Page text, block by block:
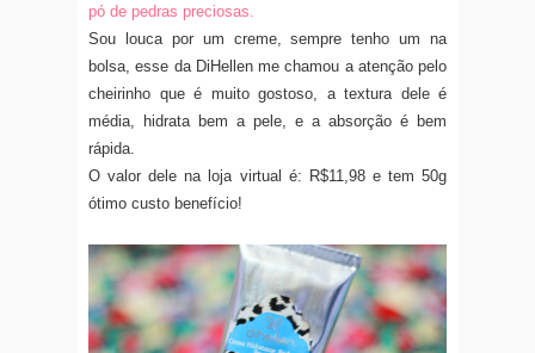
pó de pedras preciosas.
Sou louca por um creme, sempre tenho um na
bolsa, esse da DiHellen me chamou a atenção pelo
cheirinho que é muito gostoso, a textura dele é
média, hidrata bem a pele, e a absorção é bem
rápida.
O valor dele na loja virtual é: R$11,98 e tem 50g
ótimo custo benefício!